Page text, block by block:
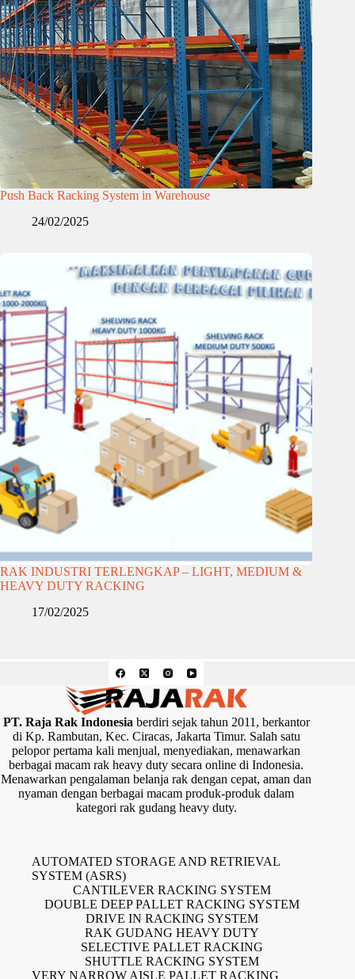
Push Back Racking System in Warehouse
24/02/2025
RAK INDUSTRI TERLENGKAP – LIGHT, MEDIUM &
HEAVY DUTY RACKING
17/02/2025
PT. Raja Rak Indonesiaberdiri sejak tahun 2011, berkantor
di Kp. Rambutan, Kec. Ciracas, Jakarta Timur. Salah satu
pelopor pertama kali menjual, menyediakan, menawarkan
berbagai macam rak heavy duty secara online di Indonesia.
Menawarkan pengalaman belanja rak dengan cepat, aman dan
nyaman dengan berbagai macam produk-produk dalam
kategori rak gudang heavy duty.
AUTOMATED STORAGE AND RETRIEVAL
SYSTEM (ASRS)
CANTILEVER RACKING SYSTEM
DOUBLE DEEP PALLET RACKING SYSTEM
DRIVE IN RACKING SYSTEM
RAK GUDANG HEAVY DUTY
SELECTIVE PALLET RACKING
SHUTTLE RACKING SYSTEM
VERY NARROW AISLE PALLET RACKING